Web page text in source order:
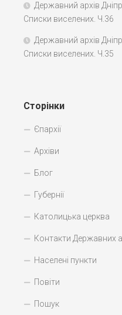
Державний архів
Списки виселених. Ч.36
Державний архів
Списки виселених. Ч.35
Сторінки
Єпархії
Архіви
Блог
Губернії
Католицька церква
Контакти Державних
Населені пункти
Повіти
Пошук